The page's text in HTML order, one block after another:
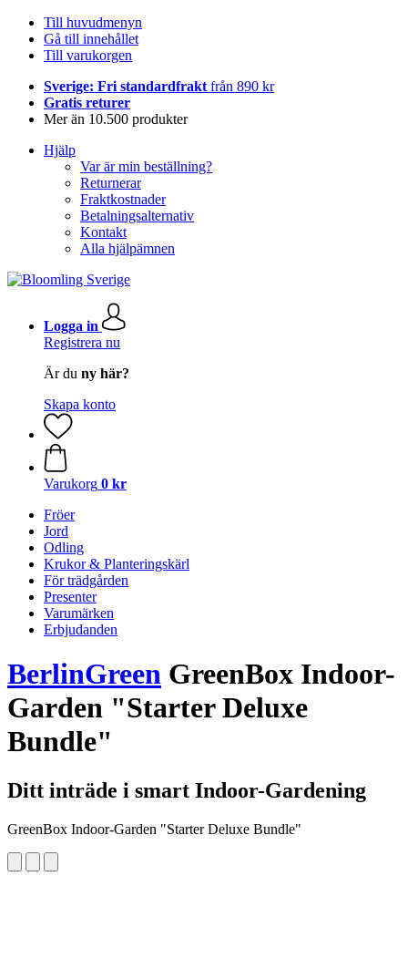
Till huvudmenyn
Gå till innehållet
Till varukorgen
Sverige: Fri standardfrakt från 890 kr
Gratis returer
Mer än 10.500 produkter
Hjälp
Var är min beställning?
Returnerar
Fraktkostnader
Betalningsalternativ
Kontakt
Alla hjälpämnen
Logga in
Registrera nu
Är du ny här?
Skapa konto
Varukorg 0 kr
Fröer
Jord
Odling
Krukor & Planteringskärl
För trädgården
Presenter
Varumärken
Erbjudanden
BerlinGreen GreenBox Indoor-
Garden "Starter Deluxe
Bundle"
Ditt inträde i smart Indoor-Gardening
GreenBox Indoor-Garden "Starter Deluxe Bundle"